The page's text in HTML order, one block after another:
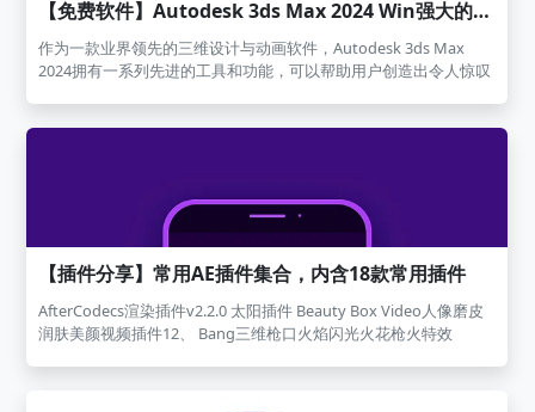
【免费软件】Autodesk 3ds Max 2024 Win强大的三维设计与动画软件 中文/英文多语
作为一款业界领先的三维设计与动画软件，Autodesk 3ds Max
2024拥有一系列先进的工具和功能，可以帮助用户创造出令人惊叹
【插件分享】常用AE插件集合，内含18款常用插件
AfterCodecs渲染插件v2.2.0 太阳插件 Beauty Box Video人像磨皮
润肤美颜视频插件12、 Bang三维枪口火焰闪光火花枪火特效